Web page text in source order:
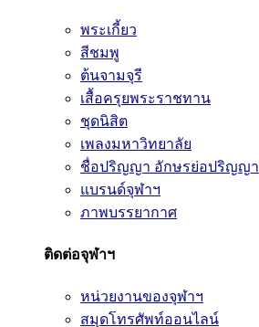
พระเกี้ยว
สีชมพู
ต้นจามจุรี
เสื้อครุยพระราชทาน
ชุดนิสิต
เพลงมหาวิทยาลัย
ชื่อปริญญา อักษรย่อปริญญา
แบรนด์จุฬาฯ
ภาพบรรยากาศ
ติดต่อจุฬาฯ
หน่วยงานของจุฬาฯ
สมุดโทรศัพท์ออนไลน์